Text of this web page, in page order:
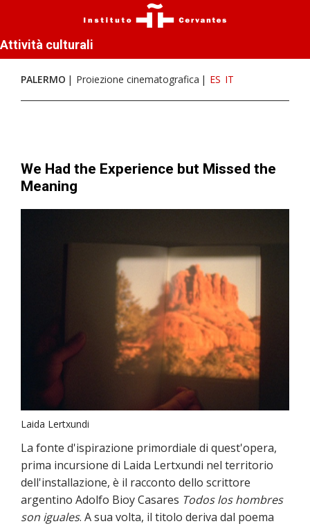
Attività culturali
PALERMO Proiezione cinematografica ES IT
We Had the Experience but Missed the
Meaning
Laida Lertxundi
La fonte d'ispirazione primordiale di quest'opera,
prima incursione di Laida Lertxundi nel territorio
dell'installazione, è il racconto dello scrittore
argentino Adolfo Bioy Casares Todos los hombres
son iguales. A sua volta, il titolo deriva dal poema